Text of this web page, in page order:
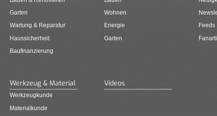
Garten
Wartung & Reparatur
Haussicherheit
Baufinanzierung
Wohnen
Energie
Garten
Feeds
Werkzeug & Material
Werkzeugkunde
Materialkunde
Videos